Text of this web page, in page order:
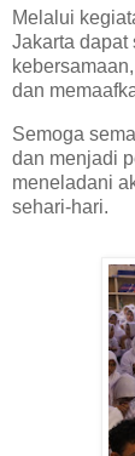
Melalui
Jakarta dapat
dan
Semoga
dan menjadi
meneladani
sehari-hari.